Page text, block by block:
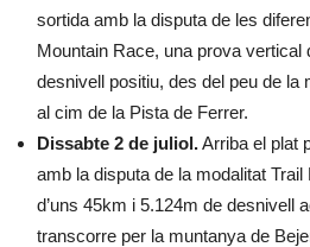
sortida amb la disputa de les
Mountain Race, una prova vertical
desnivell positiu, des del peu de la
al cim de la Pista de Ferrer.
Dissabte 2 de juliol.Arriba el plat
amb la disputa de la modalitat
d’uns 45km i 5.124m de desnivell
transcorre per la muntanya de